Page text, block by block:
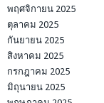
พฤศจิกายน 2025
ตุลาคม 2025
กันยายน 2025
สิงหาคม 2025
กรกฎาคม 2025
มิถุนายน 2025